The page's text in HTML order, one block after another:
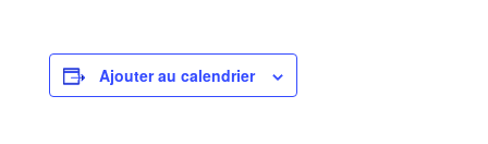
Ajouter au calendrier